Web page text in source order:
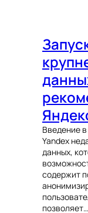
Введение
Yandex
данных,
содержит
позволяет…